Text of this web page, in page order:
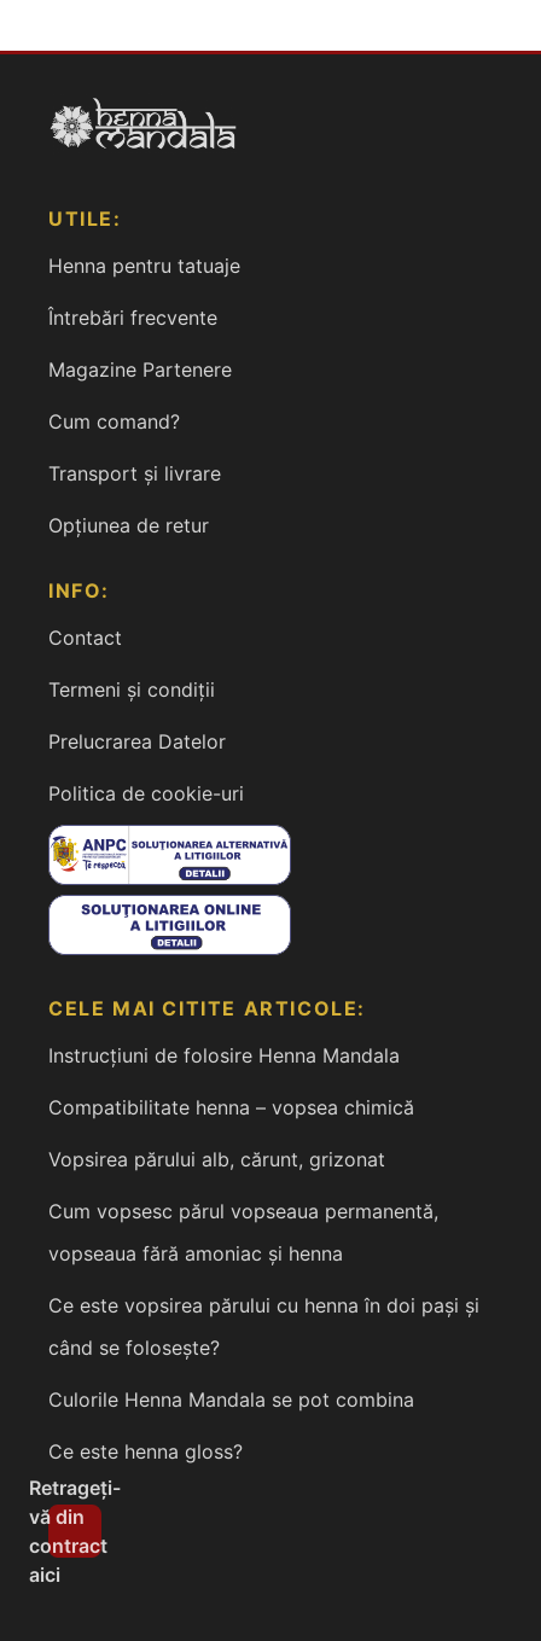
UTILE:
Henna pentru tatuaje
Întrebări frecvente
Magazine Partenere
Cum comand?
Transport și livrare
Opțiunea de retur
INFO:
Contact
Termeni și condiții
Prelucrarea Datelor
Politica de cookie-uri
CELE MAI CITITE ARTICOLE:
Instrucțiuni de folosire Henna Mandala
Compatibilitate henna – vopsea chimică
Vopsirea părului alb, cărunt, grizonat
Cum vopsesc părul vopseaua permanentă,
vopseaua fără amoniac și henna
Ce este vopsirea părului cu henna în doi pași și
când se folosește?
Culorile Henna Mandala se pot combina
Ce este henna gloss?
Retrageți-
vă din
contract
aici